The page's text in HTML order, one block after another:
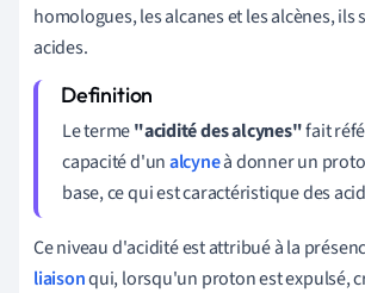
homologues, les alcanes et les alcènes,
acides.
Le terme"acidité des alcynes"fait
capacité d'unalcyneà donner un
base, ce qui est caractéristique des
Ce niveau d'acidité est attribué à la
liaisonqui, lorsqu'un proton est expulsé,